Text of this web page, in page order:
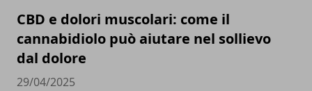
CBD e dolori muscolari: come il
cannabidiolo può aiutare nel sollievo
dal dolore
29/04/2025